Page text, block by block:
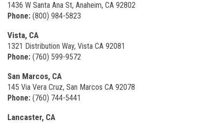
1436 W Santa Ana St, Anaheim, CA 92802
Phone: (800) 984-5823
Vista, CA
1321 Distribution Way, Vista CA 92081
Phone: (760) 599-9572
San Marcos, CA
145 Via Vera Cruz, San Marcos CA 92078
Phone: (760) 744-5441
Lancaster, CA